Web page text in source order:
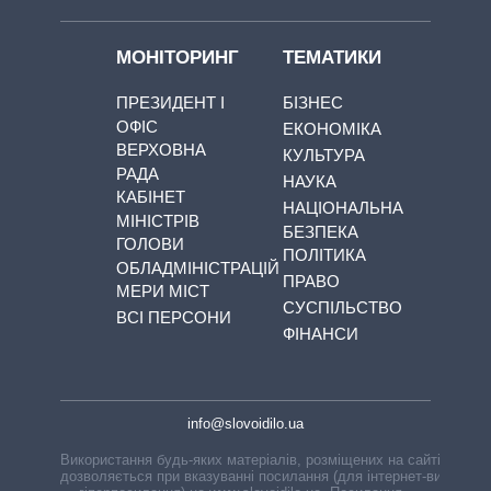
МОНІТОРИНГ
ПРЕЗИДЕНТ І
ОФІС
ВЕРХОВНА
РАДА
КАБІНЕТ
МІНІСТРІВ
ГОЛОВИ
ОБЛАДМІНІСТРАЦІЙ
МЕРИ МІСТ
ВСІ ПЕРСОНИ
ТЕМАТИКИ
БІЗНЕС
ЕКОНОМІКА
КУЛЬТУРА
НАУКА
НАЦІОНАЛЬНА
БЕЗПЕКА
ПОЛІТИКА
ПРАВО
СУСПІЛЬСТВО
ФІНАНСИ
info@slovoidilo.ua
Використання будь-яких матеріалів, розміщених на сайті,
дозволяється при вказуванні посилання (для інтернет-видань